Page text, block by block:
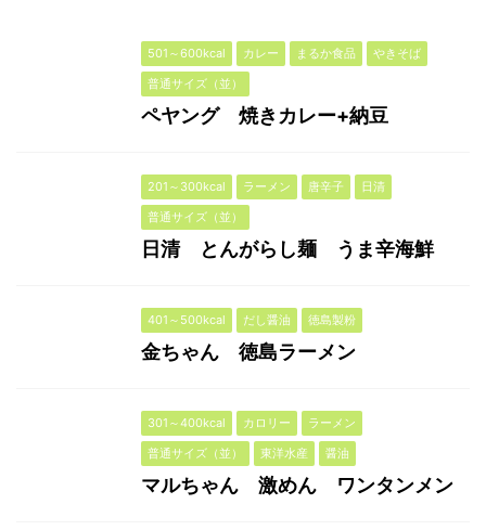
501～600kcal カレー まるか食品
やきそば
普通サイズ（並）
ペヤング 焼きカレー+納豆
201～300kcal ラーメン 唐辛子
日清
普通サイズ（並）
日清 とんがらし麺 うま辛海鮮
401～500kcal だし醤油 徳島製粉
金ちゃん 徳島ラーメン
301～400kcal カロリー
ラーメン
普通サイズ（並）
東洋水産 醤油
マルちゃん 激めん ワンタンメン